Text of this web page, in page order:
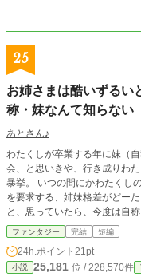
25
お姉さまは酷いずるい
称・妹なんて知らない
あとさん♪
わたくしが卒業する年に妹（
会、と思いきや、行き成りわ
暴挙。 いつの間にかわたくしの名誉は地
を要求する、姉妹格差がどーたらこーたら。 わたくし
と、思っていたら、今度は自
り！ 早く本当の立ち位置を理
一方！ そんな時、王子殿下が彼
は小説家になろうにも同時掲
ん。 ※シャティエル王国シリ
ファンタジー 完結 短編
24h.ポイント 21pt
小説 25,181 位 / 228,570件